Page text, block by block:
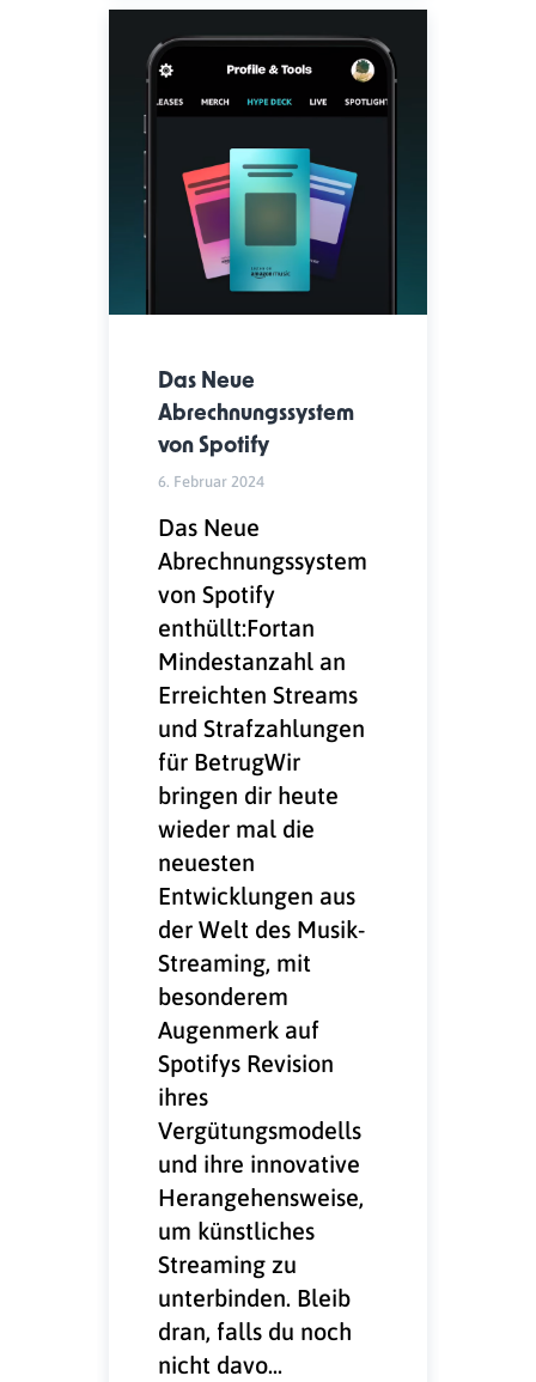
Das Neue
Abrechnungssystem
von Spotify
6. Februar 2024
Das Neue
Abrechnungssystem
von Spotify
enthüllt:Fortan
Mindestanzahl an
Erreichten Streams
und Strafzahlungen
für BetrugWir
bringen dir heute
wieder mal die
neuesten
Entwicklungen aus
der Welt des Musik-
Streaming, mit
besonderem
Augenmerk auf
Spotifys Revision
ihres
Vergütungsmodells
und ihre innovative
Herangehensweise,
um künstliches
Streaming zu
unterbinden. Bleib
dran, falls du noch
nicht davo...